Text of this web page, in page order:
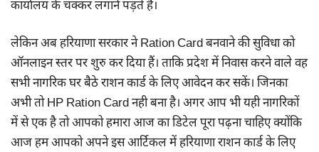
कार्यालय के चक्कर लगाने पड़ते हैं।
लेकिन अब हरियाणा सरकार ने Ration Card बनवाने की सुविधा को
ऑनलाइन स्तर पर शुरु कर दिया हैं। ताकि प्रदेश में निवास करने वाले वह
सभी नागरिक घर बैठे राशन कार्ड के लिए आवेदन कर सकें। जिनका
अभी तो HP Ration Card नही बना है। अगर आप भी यही नागरिकों
में से एक है तो आपको हमारा आज का डिटेल पूरा पढ़ना चाहिए क्योंकि
आज हम आपको अपने इस आर्टिकल में हरियाणा राशन कार्ड के लिए